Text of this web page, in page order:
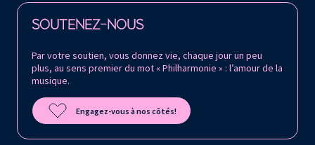
SOUTENEZ-NOUS
Par votre soutien, vous donnez vie, chaque jour un peu
plus, au sens premier du mot « Philharmonie » : l’amour de la
musique.
Engagez-vous à nos côtés!
Retrouvez la Philharmonie de Paris sur